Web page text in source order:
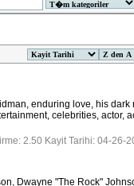
enduring love, his dark
celebrities, actor,
2.50 Kayit Tarihi: 04-26-
Dwayne "The Rock"